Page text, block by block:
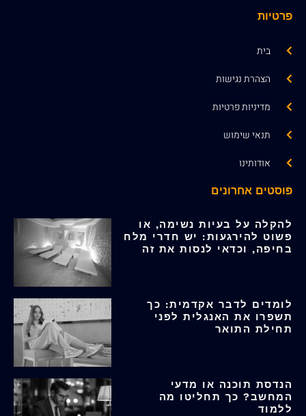
פרטיות
בית
הצהרת נגישות
מדיניות פרטיות
תנאי שימוש
אודותינו
פוסטים אחרונים
להקלה על בעיות נשימה, או
פשוט להירגעות: יש חדרי מלח
בחיפה, וכדאי לנסות את זה
לומדים לדבר אקדמית: כך
תשפרו את האנגלית לפני
תחילת התואר
הנדסת תוכנה או מדעי
המחשב? כך תחליטו מה
ללמוד